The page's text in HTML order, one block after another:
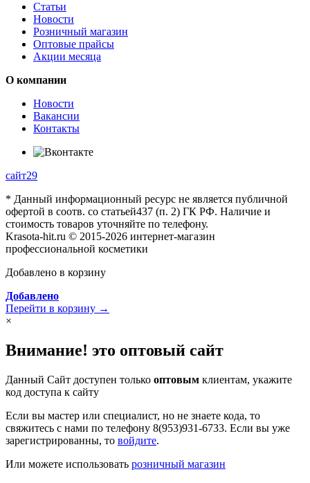
Статьи
Новости
Розничный магазин
Оптовые прайсы
Акции месяца
О компании
Новости
Вакансии
Контакты
сайт29
* Данный информационный ресурс не является публичной
офертой в соотв. со статьей437 (п. 2) ГК РФ. Наличие и
стоимость товаров уточняйте по телефону.
Krasota-hit.ru © 2015-2026 интернет-магазин
профессиональной косметики
Добавлено в корзину
Добавлено
Перейти в корзину →
×
Внимание! это оптовый сайт
Данный Сайт доступен только оптовым клиентам, укажите
код доступа к сайту
Если вы мастер или специалист, но не знаете кода, то
свяжитесь с нами по телефону 8(953)931-6733. Если вы уже
зарегистрированны, то войдите.
Или можете использовать розничный магазин